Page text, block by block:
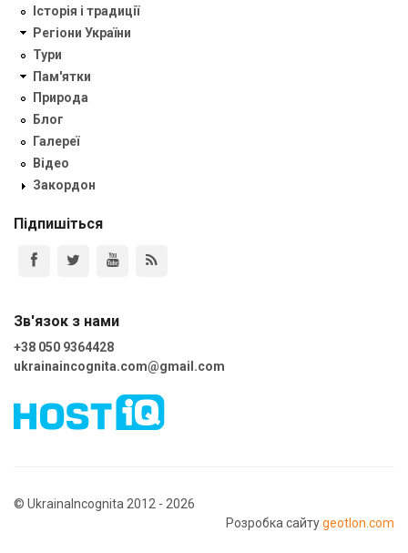
Історія і традиції
Регіони України
Тури
Пам'ятки
Природа
Блог
Галереї
Відео
Закордон
Підпишіться
Зв'язок з нами
+38 050 9364428
ukrainaincognita.com@gmail.com
© UkrainaIncognita 2012 - 2026
Розробка сайтуgeotlon.com